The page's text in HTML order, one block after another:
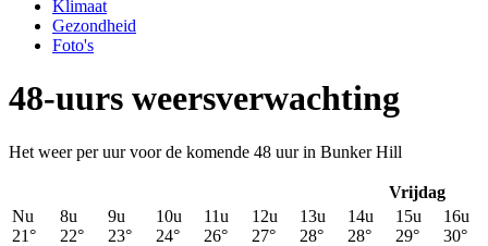
Klimaat
Gezondheid
Foto's
48-uurs weersverwachting
Het weer per uur voor de komende 48 uur in Bunker Hill
Vrijdag
Nu
21°
8u
22°
9u
23°
10u
24°
11u
26°
12u
27°
13u
28°
14u
28°
15u
29°
16u
30°